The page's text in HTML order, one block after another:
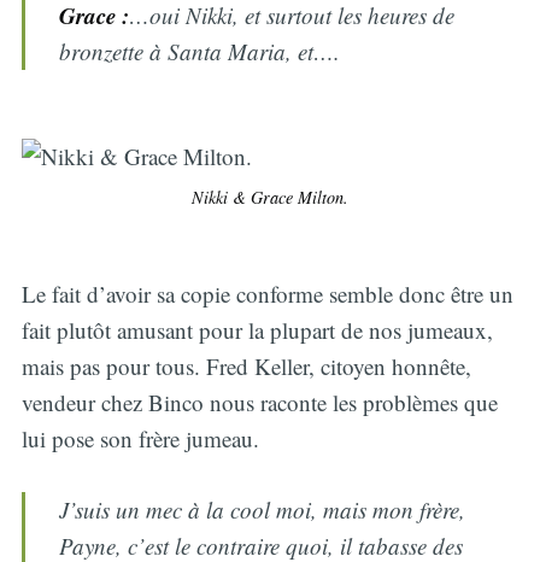
Grace :…oui Nikki, et surtout les heures de
bronzette à Santa Maria, et….
Nikki & Grace Milton.
Le fait d’avoir sa copie conforme semble donc être un
fait plutôt amusant pour la plupart de nos jumeaux,
mais pas pour tous. Fred Keller, citoyen honnête,
vendeur chez Binco nous raconte les problèmes que
lui pose son frère jumeau.
J’suis un mec à la cool moi, mais mon frère,
Payne, c’est le contraire quoi, il tabasse des